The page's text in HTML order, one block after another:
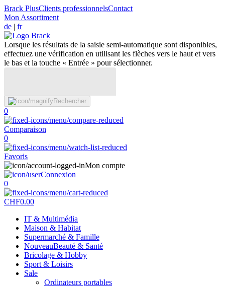
Brack PlusClients professionnelsContact
Mon Assortiment
de | fr
Lorsque les résultats de la saisie semi-automatique sont disponibles,
effectuez une vérification en utilisant les flèches vers le haut et vers
le bas et la touche « Entrée » pour sélectionner.
Rechercher
0
Comparaison
0
Favoris
Mon compte
Connexion
0
CHF0.00
IT & Multimédia
Maison & Habitat
Supermarché & Famille
NouveauBeauté & Santé
Bricolage & Hobby
Sport & Loisirs
Sale
Ordinateurs portables